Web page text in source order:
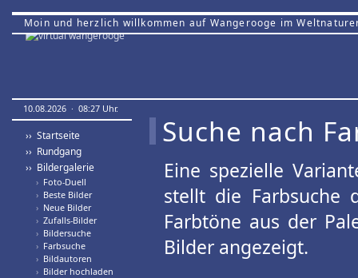
Moin und herzlich willkommen auf Wangerooge im
10.08.2026 · 08:27 Uhr.
›› Startseite
›› Rundgang
›› Bildergalerie
› Foto-Duell
› Beste Bilder
› Neue Bilder
› Zufalls-Bilder
› Bildersuche
› Farbsuche
› Bildautoren
› Bilder hochladen
Suche nach
Eine spezielle
stellt die Farbsuche
Farbtöne aus der
Bilder angezeigt.